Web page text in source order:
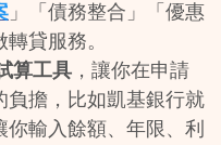
」「債務整合」「優惠
貸服務。
算工具 ，讓你在申請
負擔，比如凱基銀行就
輸入餘額、年限、利